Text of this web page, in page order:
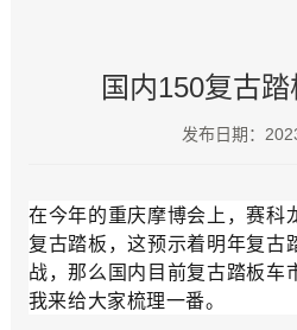
国内150复古
发布日期：
在今年的重庆摩博会上，赛科
复古踏板，这预示着明年复古
战，那么国内目前复古踏板车
我来给大家梳理一番。